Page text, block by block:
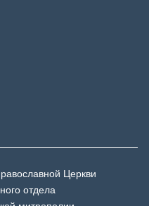
Церкви
отдела